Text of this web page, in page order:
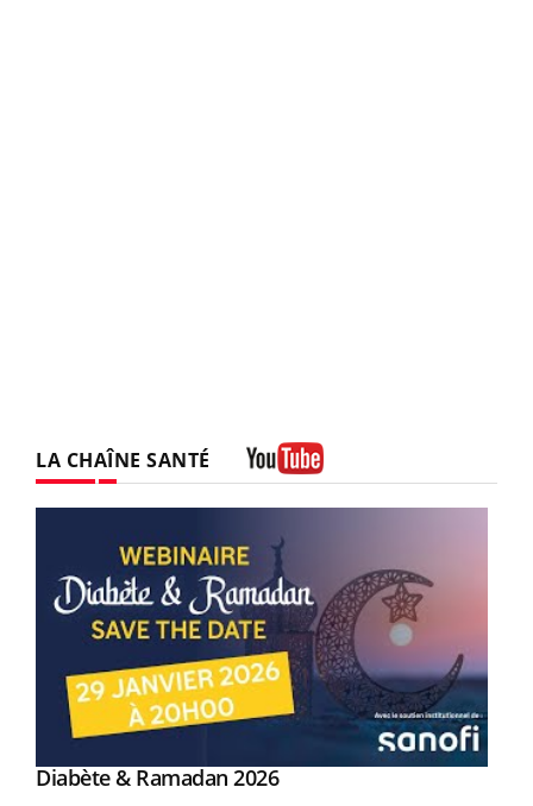
LA CHAÎNE SANTÉ
Youtube
Diabète & Ramadan 2026Youtube